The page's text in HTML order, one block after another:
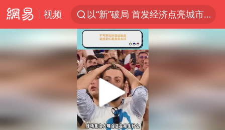
视频
以“新”破局 首发经济点亮城市消费活力
Meta被判支付5.67亿美元
台风白海豚逼近 暴雨大暴雨来袭
阿根廷足协发文力挺因凡蒂诺
中国稀土盘中涨停